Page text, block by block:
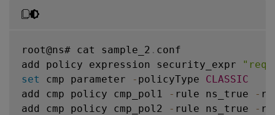
root@ns# cat sample_2 . conf
add policy expression security_expr
set
cmp parameter - policyType CLASSIC
add cmp policy cmp_pol1
- rule ns_true -
add cmp policy cmp_pol2
- rule ns_true -